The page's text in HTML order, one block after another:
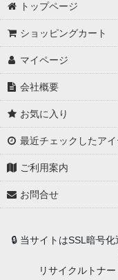
トップページ
ショッピングカート
マイページ
会社概要
お気に入り
最近チェックしたアイ
ご利用案内
お問合せ
🔒 当サイトはSSL暗号
リサイクルトナ